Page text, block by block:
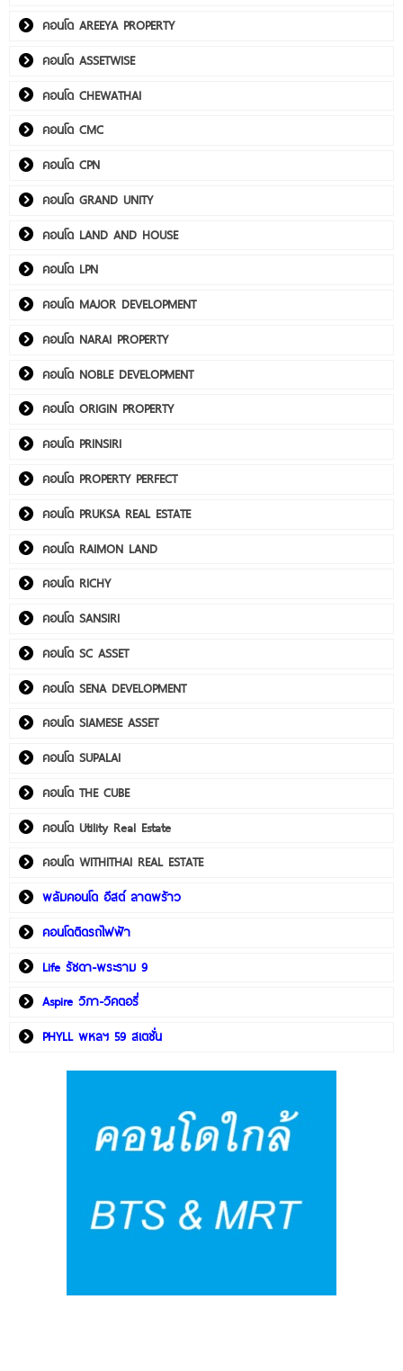
คอนโด AREEYA PROPERTY
คอนโด ASSETWISE
คอนโด CHEWATHAI
คอนโด CMC
คอนโด CPN
คอนโด GRAND UNITY
คอนโด LAND AND HOUSE
คอนโด LPN
คอนโด MAJOR DEVELOPMENT
คอนโด NARAI PROPERTY
คอนโด NOBLE DEVELOPMENT
คอนโด ORIGIN PROPERTY
คอนโด PRINSIRI
คอนโด PROPERTY PERFECT
คอนโด PRUKSA REAL ESTATE
คอนโด RAIMON LAND
คอนโด RICHY
คอนโด SANSIRI
คอนโด SC ASSET
คอนโด SENA DEVELOPMENT
คอนโด SIAMESE ASSET
คอนโด SUPALAI
คอนโด THE CUBE
คอนโด Utility Real Estate
คอนโด WITHITHAI REAL ESTATE
พลัมคอนโด อีสต์ ลาดพร้าว
คอนโดติดรถไฟฟ้า
Life รัชดา-พระราม 9
Aspire วิภา-วิคตอรี่
PHYLL พหลฯ 59 สเตชั่น